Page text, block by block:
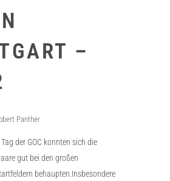
–
Panther
der GOC konnten sich die
gut bei den großen
behaupten.Insbesondere